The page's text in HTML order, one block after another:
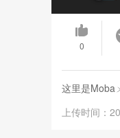
0
这里是Moba
上传时间：